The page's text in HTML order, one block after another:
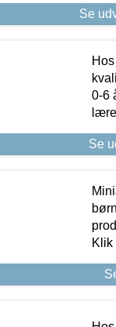
Se
0-6
Se
Klik